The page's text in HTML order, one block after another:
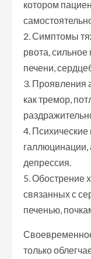
котором
2. Симптомы
рвота, сильное
печени,
3. Проявления
как тремор,
4. Психические
галлюцинации,
депрессия.
5. Обострение
связанных с
печенью,
только